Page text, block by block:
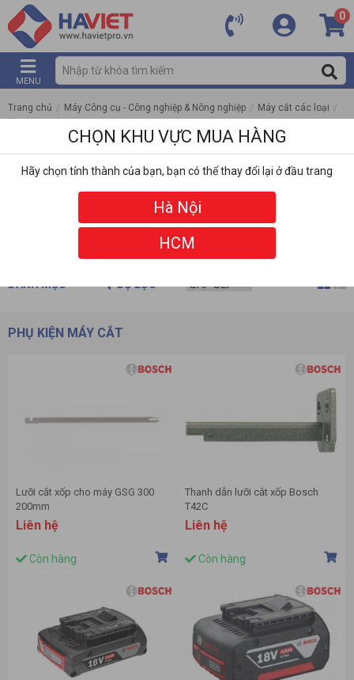
0
MENU
Trang chủ / Máy Công cụ - Công nghiệp & Nông nghiệp / Máy cắt các loại /
Phụ kiện máy cắt
DANH MỤC BỘ LỌC
PHỤ KIỆN MÁY CẮT
Lưỡi cắt xốp cho máy GSG 300
200mm
Liên hệ
Còn hàng
Thanh dẫn lưỡi cắt xốp Bosch
T42C
Liên hệ
Còn hàng
CHỌN KHU VỰC MUA HÀNG
Hãy chọn tỉnh thành của bạn, bạn có thể thay đổi lại ở đầu trang
Hà Nội
HCM